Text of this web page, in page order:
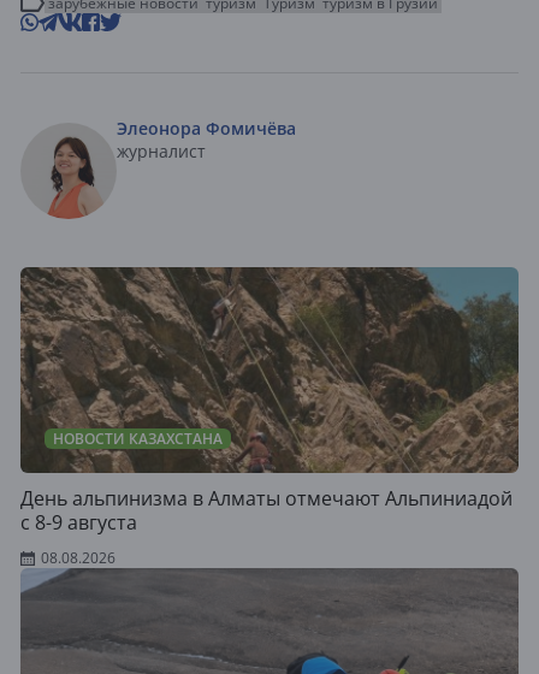
Элеонора Фомичёва
журналист
НОВОСТИ КАЗАХСТАНА
День альпинизма в Алматы отмечают Альпиниадой
с 8-9 августа
08.08.2026